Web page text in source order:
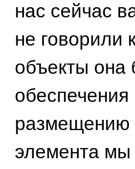
нас сейчас
не говорили
объекты она
размещению
элемента мы